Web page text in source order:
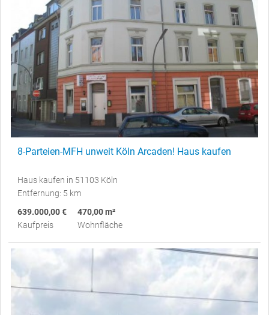
8-Parteien-MFH unweit Köln Arcaden! Haus kaufen
Haus kaufen in 51103 Köln
Entfernung: 5 km
639.000,00 €
Kaufpreis
470,00 m²
Wohnfläche